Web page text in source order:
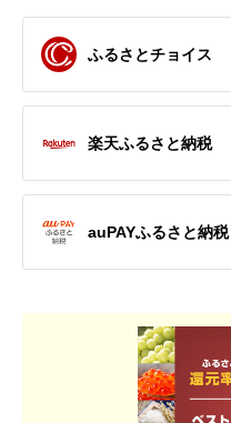
ふるさとチョイス
楽天ふるさと納税
auPAYふるさと納税